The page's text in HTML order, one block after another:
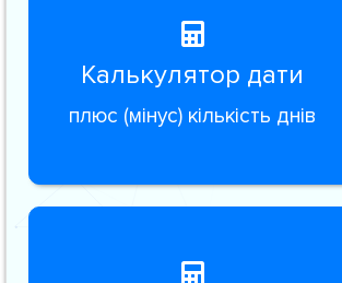
Калькулятор дати
плюс (мінус) кількість днів